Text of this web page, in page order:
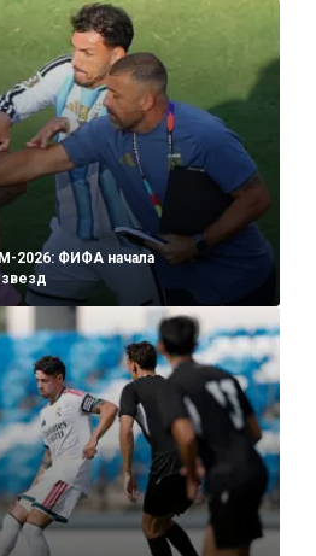
2026: ФИФА начала